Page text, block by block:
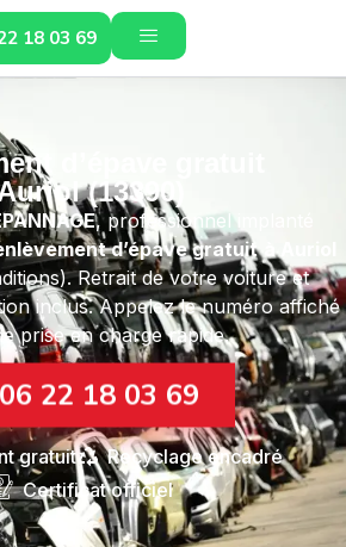
18 03 69
d’épave gratuit
(13390)
, professionnel implanté
d’épave gratuit
à Auriol
Retrait de votre voiture et
inclus. Appelez le numéro affiché
prise en charge rapide.
06 22 18 03 69
gratuit
Recyclage encadré
Certificat officiel